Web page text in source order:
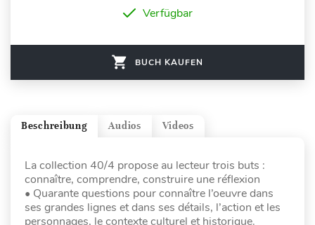
Verfügbar
BUCH KAUFEN
Videos
Audios
Beschreibung
La collection 40/4 propose au lecteur trois buts :
connaître, comprendre, construire une réflexion
• Quarante questions pour connaître l’oeuvre dans
ses grandes lignes et dans ses détails, l’action et les
personnages, le contexte culturel et historique.